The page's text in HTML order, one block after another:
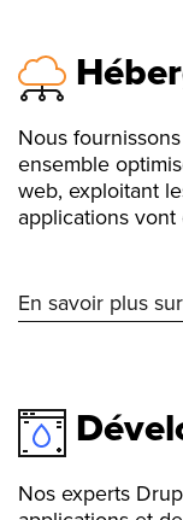
Nous
ensemble
web, exploitant
applications
En savoir plus
Nos experts